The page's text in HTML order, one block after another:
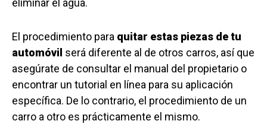
eliminar el agua.
El procedimiento para quitar estas piezas de tu
automóvil será diferente al de otros carros, así que
asegúrate de consultar el manual del propietario o
encontrar un tutorial en línea para su aplicación
específica. De lo contrario, el procedimiento de un
carro a otro es prácticamente el mismo.